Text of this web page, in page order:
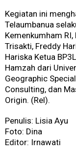
Kegiatan ini
Telaumbanua
Kemenkumham
Trisakti, Freddy
Hariska Ketua
Hamzah dari
Geographic
Consulting, dan
Origin. (Rel).
Penulis: Lisia Ayu
Foto: Dina
Editor: Irnawati